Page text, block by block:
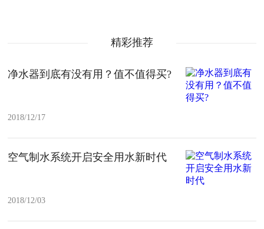
精彩推荐
净水器到底有没有用​？值不值得买?
2018/12/17
空气制水系统开启安全用水新时代
2018/12/03